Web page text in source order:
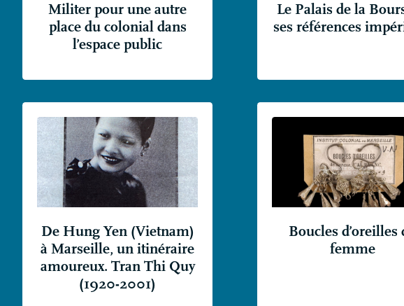
Militer pour une autre
place du colonial dans
l’espace public
Le Palais de la
ses références
De Hung Yen (Vietnam)
à Marseille, un itinéraire
amoureux. Tran Thi Quy
(1920-2001)
Boucles d’oreilles
femme